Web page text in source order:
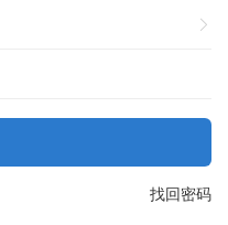
找回密码